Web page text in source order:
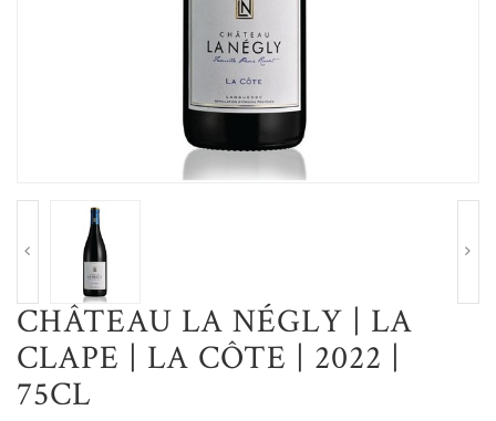
CHÂTEAU LA NÉGLY | LA
CLAPE | LA CÔTE | 2022 |
75CL